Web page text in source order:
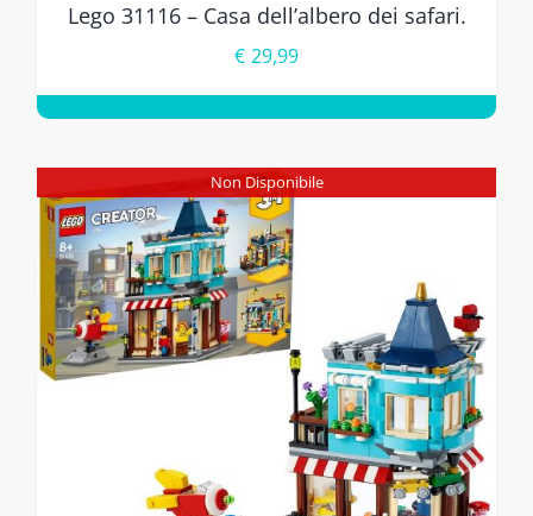
Lego 31116 – Casa dell’albero dei safari.
€ 29,99
Non Disponibile